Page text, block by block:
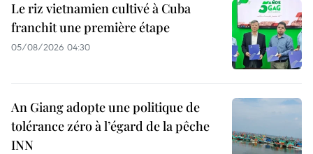
Le riz vietnamien cultivé à Cuba
franchit une première étape
05/08/2026 04:30
An Giang adopte une politique de
tolérance zéro à l’égard de la pêche
INN